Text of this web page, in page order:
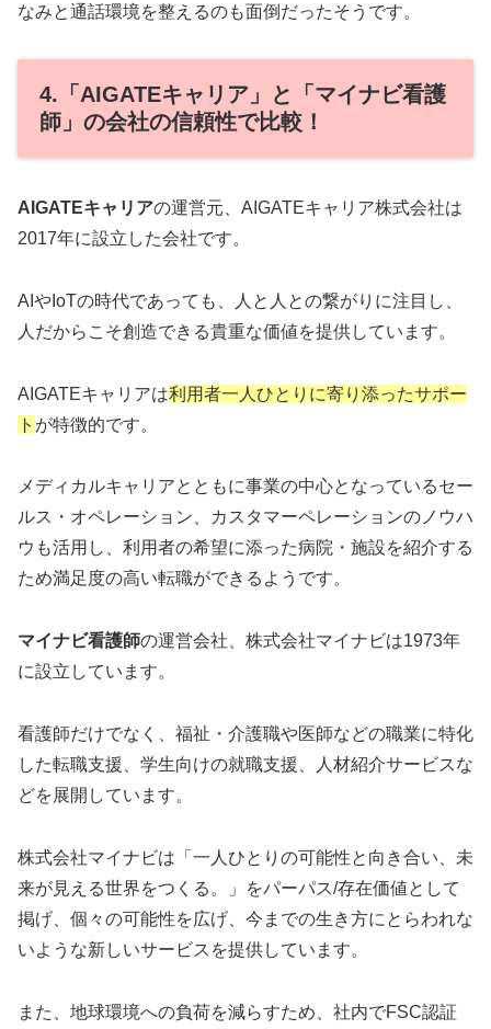
なみと通話環境を整えるのも面倒だったそうです。
4.「AIGATEキャリア」と「マイナビ看護
師」の会社の信頼性で比較！
AIGATEキャリアの運営元、AIGATEキャリア株式会社は
2017年に設立した会社です。
AIやIoTの時代であっても、人と人との繋がりに注目し、
人だからこそ創造できる貴重な価値を提供しています。
AIGATEキャリアは利用者一人ひとりに寄り添ったサポー
ト が特徴的です。
メディカルキャリアとともに事業の中心となっているセー
ルス・オペレーション、カスタマーペレーションのノウハ
ウも活用し、利用者の希望に添った病院・施設を紹介する
ため満足度の高い転職ができるようです。
マイナビ看護師の運営会社、株式会社マイナビは1973年
に設立しています。
看護師だけでなく、福祉・介護職や医師などの職業に特化
した転職支援、学生向けの就職支援、人材紹介サービスな
どを展開しています。
株式会社マイナビは「一人ひとりの可能性と向き合い、未
来が見える世界をつくる。」をパーパス/存在価値として
掲げ、個々の可能性を広げ、今までの生き方にとらわれな
いような新しいサービスを提供しています。
また、地球環境への負荷を減らすため、社内でFSC認証